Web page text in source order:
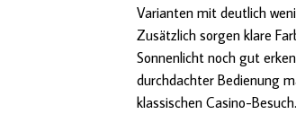
Varianten mit deutlich
Zusätzlich sorgen klare
Sonnenlicht noch gut
durchdachter Bedienung
klassischen Casino-Besuch.